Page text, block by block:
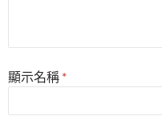
顯示名稱 *